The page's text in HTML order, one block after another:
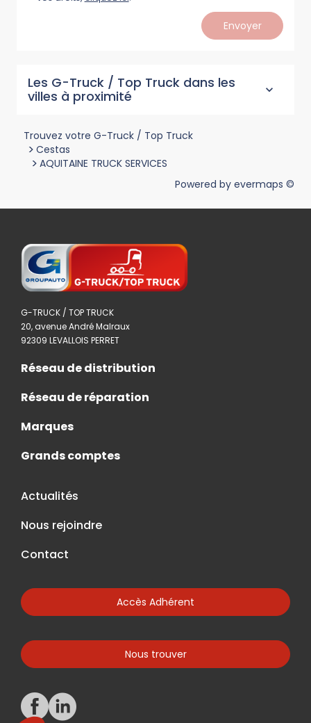
Envoyer
Les G-Truck / Top Truck dans les
villes à proximité
Trouvez votre G-Truck / Top Truck
> Cestas
> AQUITAINE TRUCK SERVICES
Powered by evermaps ©
G-TRUCK / TOP TRUCK
20, avenue André Malraux
92309 LEVALLOIS PERRET
Réseau de distribution
Réseau de réparation
Marques
Grands comptes
Actualités
Nous rejoindre
Contact
Accès Adhérent
Nous trouver